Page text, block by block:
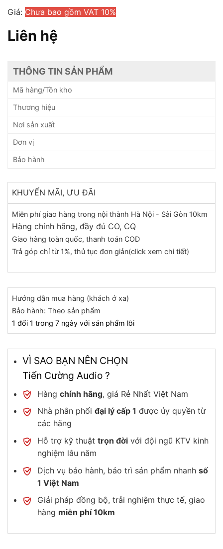
Giá: Chưa bao gồm VAT 10%
Liên hệ
THÔNG TIN SẢN PHẨM
Mã hàng/Tồn kho
Thương hiệu
Nơi sản xuất
Đơn vị
Bảo hành
KHUYẾN MÃI, ƯU ĐÃI
Miễn phí giao hàng trong nội thành Hà Nội - Sài Gòn 10km
Hàng chính hãng, đầy đủ CO, CQ
Giao hàng toàn quốc, thanh toán COD
Trả góp chỉ từ 1%, thủ tục đơn giản(click xem chi tiết)
Hướng dẫn mua hàng (khách ở xa)
Bảo hành: Theo sản phẩm
1 đổi 1 trong 7 ngày với sản phẩm lỗi
VÌ SAO BẠN NÊN CHỌN
Tiến Cường Audio ?
Hàng chính hãng, giá Rẻ Nhất Việt Nam
Nhà phân phối đại lý cấp 1 được ủy quyền từ
các hãng
Hỗ trợ kỹ thuật trọn đờivới đội ngũ KTV kinh
nghiệm lâu năm
Dịch vụ bảo hành, bảo trì sản phẩm nhanh số
1 Việt Nam
Giải pháp đồng bộ, trải nghiệm thực tế, giao
hàng miễn phí 10km